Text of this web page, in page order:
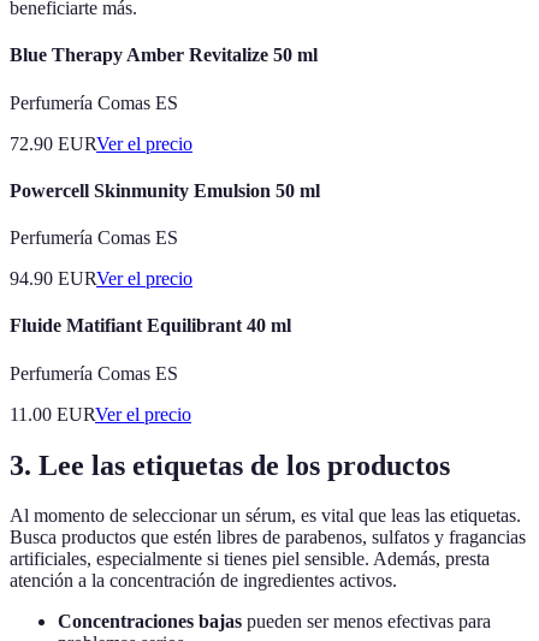
beneficiarte más.
Blue Therapy Amber Revitalize 50 ml
Perfumería Comas ES
72.90 EURVer el precio
Powercell Skinmunity Emulsion 50 ml
Perfumería Comas ES
94.90 EURVer el precio
Fluide Matifiant Equilibrant 40 ml
Perfumería Comas ES
11.00 EURVer el precio
3. Lee las etiquetas de los productos
Al momento de seleccionar un sérum, es vital que leas las etiquetas.
Busca productos que estén libres de parabenos, sulfatos y fragancias
artificiales, especialmente si tienes piel sensible. Además, presta
atención a la concentración de ingredientes activos.
Concentraciones bajas pueden ser menos efectivas para